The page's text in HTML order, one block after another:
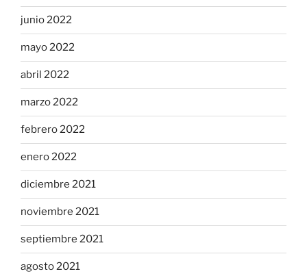
junio 2022
mayo 2022
abril 2022
marzo 2022
febrero 2022
enero 2022
diciembre 2021
noviembre 2021
septiembre 2021
agosto 2021